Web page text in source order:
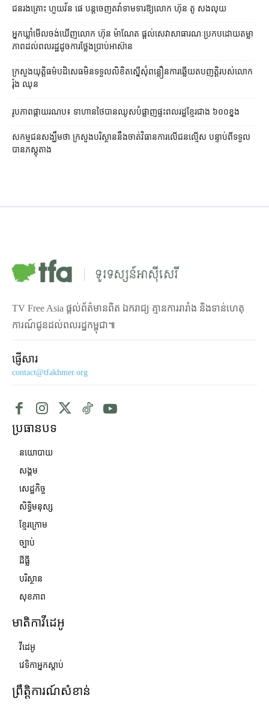
ជនរងគ្រោះ ហួយវ័ន ផេ បន្ត​ចេញ​តវ៉ា​ទាមទារ​ឱ្យ​លោក ហ៊ុន តូ សង​លុយ
អ្នកឃ្លាំមើល​ចង់​ឃើញ​លោក ហ៊ុន ម៉ាណែត ផ្ដល់​សេវា​សាធារណៈ​ប្រកបដោយ​តម្លា
ភាព​ដល់​ពលរដ្ឋ​ដូច​ការ​ថ្លែង​ប្រាប់​អាស៊ាន
ក្រសួងយុត្តិធម៌​បដិសេធ​មិន​ទទួល​លិខិត​ស្នើសុំ​ពន្លឿន​ការ​ឆ្លើយតប​ញត្តិ​របស់​លោក
រ៉ុង ឈុន
រូបភាពផ្កាយរណប៖ ទាហានថៃបានឈូសបំផ្លាញផ្ទះពលរដ្ឋខ្មែរជាង ៦០០ខ្នង
សកម្មជនសង្ឃឹមថា ក្រសួងបរិស្ថាននឹងចាត់វិធានការលើជនល្មើស បន្ទាប់ពីទទួល
បានភស្ដុតាង
TV Free Asia ផ្ដល់ព័ត៌មានពិត ឯករាជ្យ គ្មានការរារាំង និងទាន់ហេតុ
ការណ៍ជូនដល់ពលរដ្ឋកម្ពុជា៕
ផ្ញើសារ
contact@tfakhmer.org
ប្រធានបទ
នយោបាយ
សង្គម
សេដ្ឋកិច្ច
សិទ្ធិមនុស្ស
ខ្មែរក្រោម
ច្បាប់
ដីធ្លី
បរិស្ថាន
សុខភាព
មាតិកាវីដេអូ
វីដេអូ
វេទិកាអ្នកស្ដាប់
ព្រឹត្តិការណ៍សំខាន់